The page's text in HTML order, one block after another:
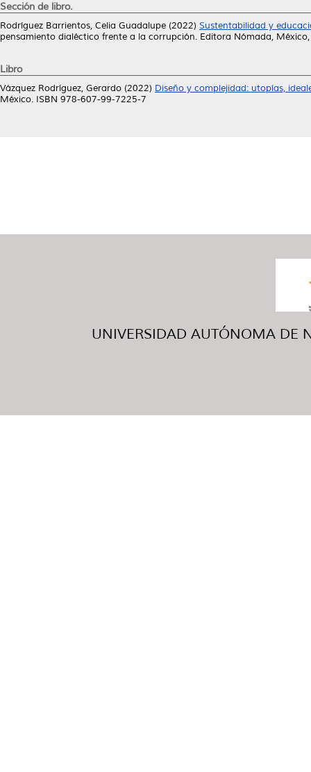
Sección de libro.
Rodríguez Barrientos, Celia Guadalupe (2022) Sustentabilidad y
pensamiento dialéctico frente a la corrupción. Editora Nómada,
Libro
Vázquez Rodríguez, Gerardo (2022) Diseño y complejidad: utopías,
México. ISBN 978-607-99-7225-7
UNIVERSIDAD AUTÓNOMA DE